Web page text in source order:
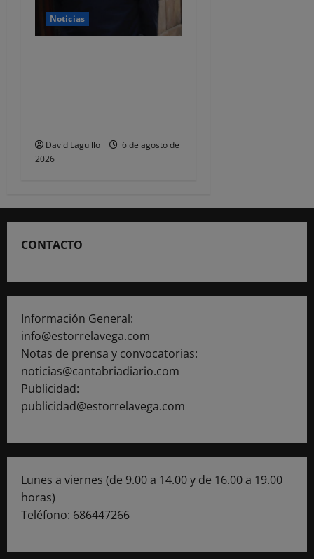
Noticias
David Laguillo
6 de agosto de
2026
CONTACTO
Información General:
info@estorrelavega.com
Notas de prensa y convocatorias:
noticias@cantabriadiario.com
Publicidad:
publicidad@estorrelavega.com
Lunes a viernes (de 9.00 a 14.00 y de 16.00 a 19.00
horas)
Teléfono: 686447266